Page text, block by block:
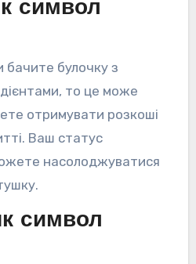
символ
бачите булочку з
то це може
отримувати розкоші
Ваш статус
насолоджуватися
символ